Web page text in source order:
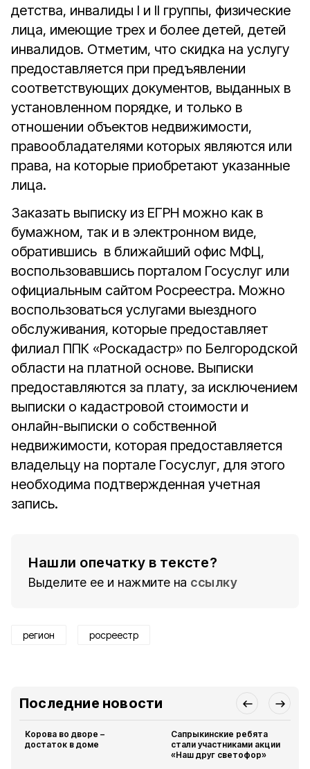
детства, инвалиды I и II группы, физические
лица, имеющие трех и более детей, детей
инвалидов. Отметим, что скидка на услугу
предоставляется при предъявлении
соответствующих документов, выданных в
установленном порядке, и только в
отношении объектов недвижимости,
правообладателями которых являются или
права, на которые приобретают указанные
лица.
Заказать выписку из ЕГРН можно как в
бумажном, так и в электронном виде,
обратившись в ближайший офис МФЦ,
воспользовавшись порталом Госуслуг или
официальным сайтом Росреестра. Можно
воспользоваться услугами выездного
обслуживания, которые предоставляет
филиал ППК «Роскадастр» по Белгородской
области на платной основе. Выписки
предоставляются за плату, за исключением
выписки о кадастровой стоимости и
онлайн-выписки о собственной
недвижимости, которая предоставляется
владельцу на портале Госуслуг, для этого
необходима подтвержденная учетная
запись.
Нашли опечатку в тексте?
Выделите ее и нажмите на ссылку
регион росреестр
Последние новости
Корова во дворе –
достаток в доме
Сапрыкинские ребята
стали участниками акции
«Наш друг светофор»